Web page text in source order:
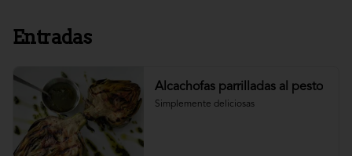
Entradas
Alcachofas parrilladas al pesto
Simplemente deliciosas